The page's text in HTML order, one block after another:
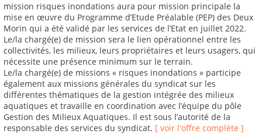
mission risques inondations aura pour mission principale la
mise en œuvre du Programme d’Etude Préalable (PEP) des Deux
Morin qui a été validé par les services de l’Etat en juillet 2022.
Le/la chargé(e) de mission sera le lien opérationnel entre les
collectivités, les milieux, leurs propriétaires et leurs usagers, qui
nécessite une présence minimum sur le terrain.
Le/la chargé(e) de missions « risques inondations » participe
également aux missions générales du syndicat sur les
différentes thématiques de la gestion intégrée des milieux
aquatiques et travaille en coordination avec l’équipe du pôle
Gestion des Milieux Aquatiques. Il est sous l’autorité de la
responsable des services du syndicat. [ voir l'offre complète ]